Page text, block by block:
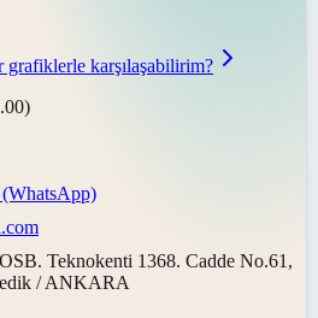
grafiklerle karşılaşabilirim?
(WhatsApp)
Teknokenti 1368. Cadde No.61,
/ ANKARA